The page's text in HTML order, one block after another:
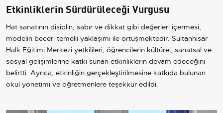
Etkinliklerin Sürdürüleceği Vurgusu
Hat sanatının disiplin, sabır ve dikkat gibi değerleri içermesi,
modelin beceri temelli yaklaşımı ile örtüşmektedir. Sultanhisar
Halk Eğitimi Merkezi yetkilileri, öğrencilerin kültürel, sanatsal ve
sosyal gelişimlerine katkı sunan etkinliklerin devam edeceğini
belirtti. Ayrıca, etkinliğin gerçekleştirilmesine katkıda bulunan
okul yönetimi ve öğretmenlere teşekkür edildi.